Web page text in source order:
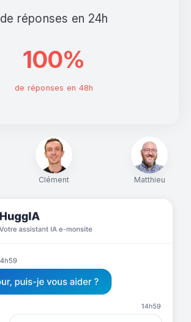
Clément Matthieu
de réponses en 24h
100%
de réponses en 48h